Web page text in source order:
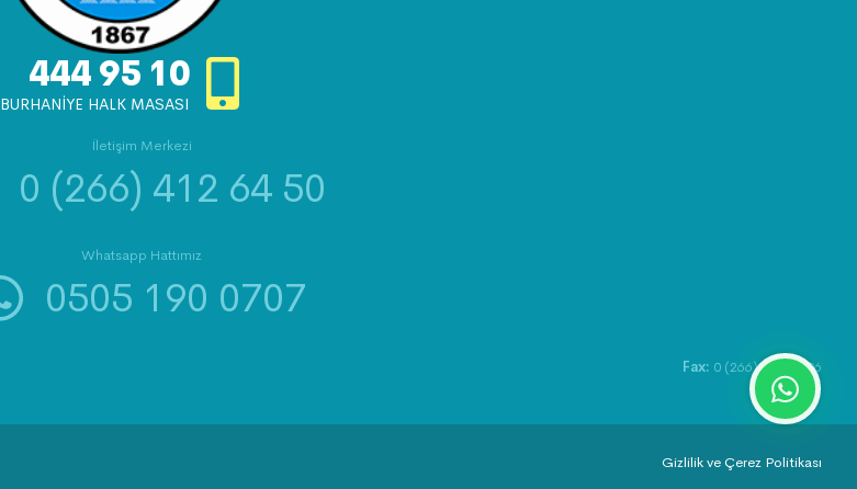
444 95 10
BURHANİYE HALK MASASI
İletişim Merkezi
0 (266) 412 64 50
Whatsapp Hattımız
0505 190 0707
Fax: 0 (266) 422 10 06
Gizlilik ve Çerez Politikası